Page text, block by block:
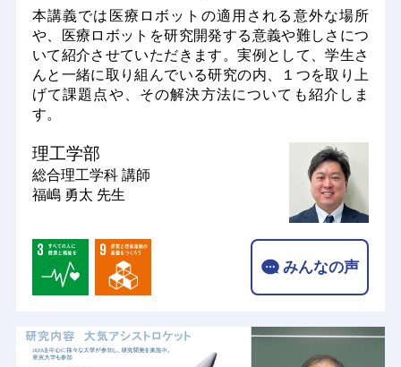
本講義では医療ロボットの適用される意外な場所
や、医療ロボットを研究開発する意義や難しさにつ
いて紹介させていただきます。実例として、学生さ
んと一緒に取り組んでいる研究の内、１つを取り上
げて課題点や、その解決方法についても紹介しま
す。
理工学部
総合理工学科 講師
福嶋 勇太 先生
みんなの声